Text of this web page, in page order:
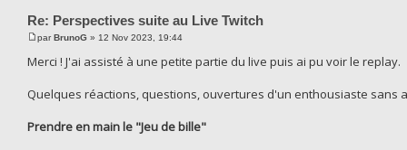
Re: Perspectives suite au Live Twitch
parBrunoG » 12 Nov 2023, 19:44
Merci ! J'ai assisté à une petite partie du live puis ai pu voir le replay.
Quelques réactions, questions, ouvertures d'un enthousiaste sans
Prendre en main le "Jeu de bille"